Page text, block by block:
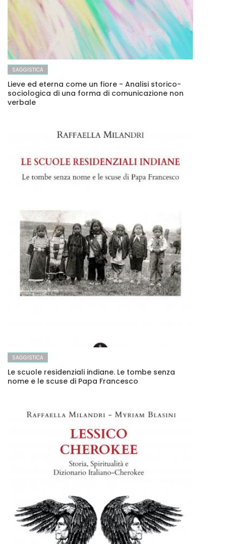
SAGGISTICA
Lieve ed eterna come un fiore - Analisi storico-
sociologica di una forma di comunicazione non
verbale
SAGGISTICA
Le scuole residenziali indiane. Le tombe senza
nome e le scuse di Papa Francesco